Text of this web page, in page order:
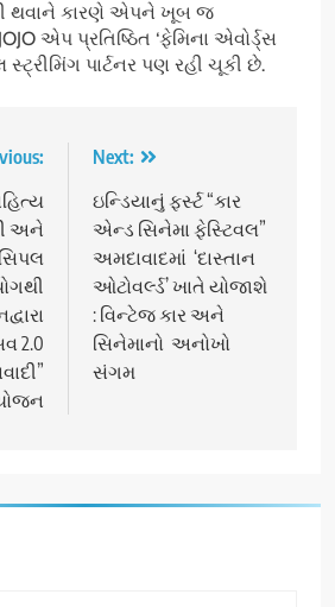
થવાને કારણે એપને ખૂબ જ
એપ પ્રતિષ્ઠિત ‘ફેમિના એવોર્ડ્સ
પાર્ટનર પણ રહી ચૂકી છે.
અને
2.0
Next:
ઇન્ડિયાનું ફર્સ્ટ “કાર
એન્ડ સિનેમા ફેસ્ટિવલ”
અમદાવાદમાં ‘દાસ્તાન
ઓટોવર્લ્ડ’ ખાતે યોજાશે
: વિન્ટેજ કાર અને
સિનેમાનો અનોખો
સંગમ